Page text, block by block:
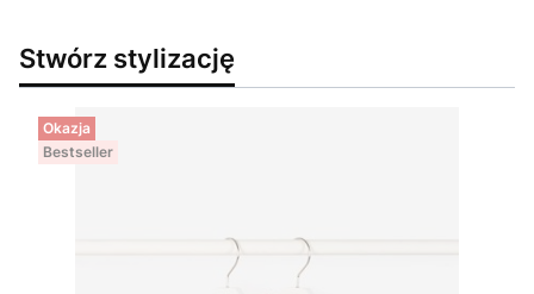
Stwórz stylizację
Okazja
Bestseller